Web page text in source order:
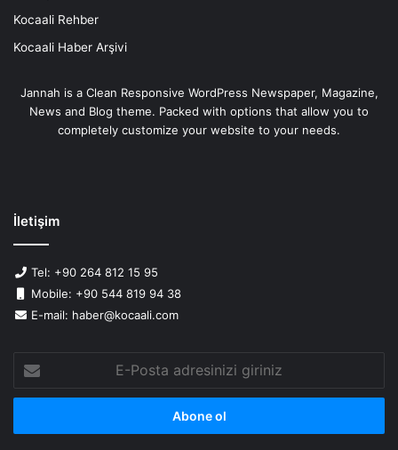
Kocaali Rehber
Kocaali Haber Arşivi
Jannah is a Clean Responsive WordPress Newspaper, Magazine,
News and Blog theme. Packed with options that allow you to
completely customize your website to your needs.
İletişim
Tel: +90 264 812 15 95
Mobile: +90 544 819 94 38
E-mail: haber@kocaali.com
Posta
adresinizi